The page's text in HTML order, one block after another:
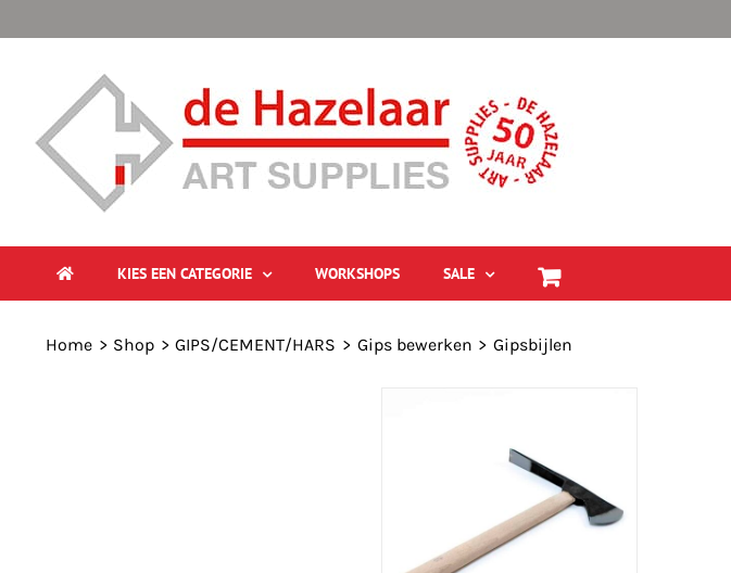
naar
KIES EEN CATEGORIE WORKSHOPS SALE
Home Shop GIPS/CEMENT/HARS Gips bewerken Gipsbijlen